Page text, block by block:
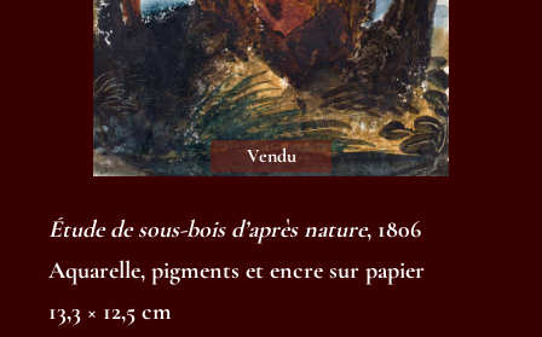
Vendu
Étude de sous-bois d’après nature, 1806
Aquarelle, pigments et encre sur papier
13,3 × 12,5 cm